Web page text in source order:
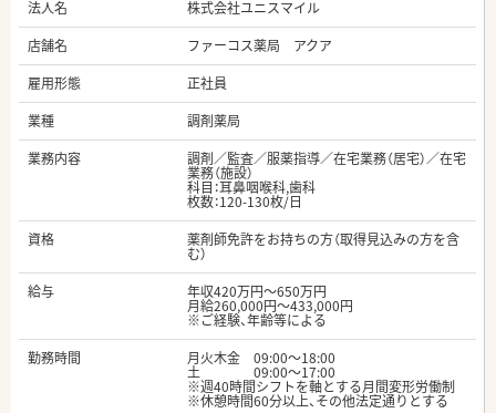
法人名
株式会社ユニスマイル
店舗名
ファーコス薬局 アクア
雇用形態
正社員
業種
調剤薬局
業務内容
調剤／監査／服薬指導／在宅業務（居宅）／在宅
業務（施設）
科目：耳鼻咽喉科,歯科
枚数：120-130枚/日
資格
薬剤師免許をお持ちの方（取得見込みの方を含
む）
給与
年収420万円～650万円
月給260,000円～433,000円
※ご経験、年齢等による
勤務時間
月火木金 09:00～18:00
土 09:00～17:00
※週40時間シフトを軸とする月間変形労働制
※休憩時間60分以上、その他法定通りとする